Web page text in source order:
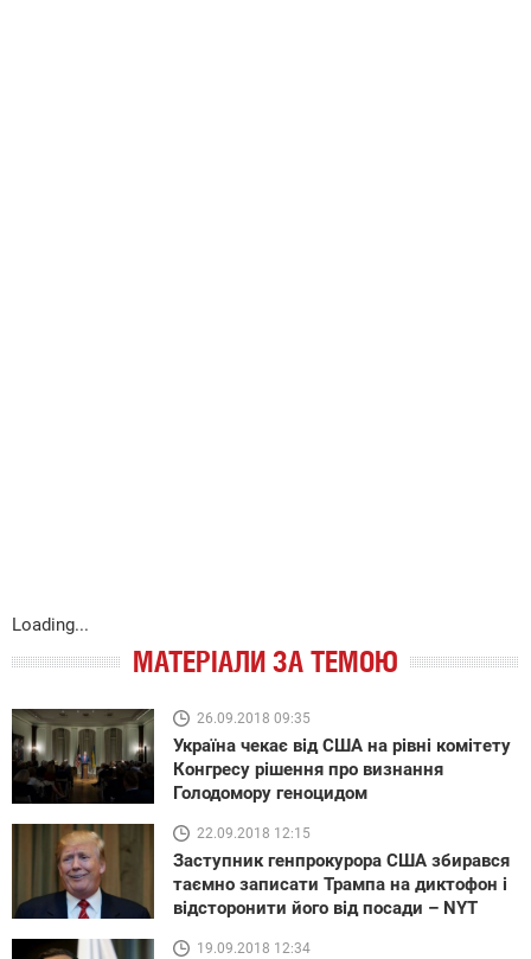
Loading...
МАТЕРІАЛИ ЗА ТЕМОЮ
26.09.2018 09:35
Україна чекає від США на рівні комітету
Конгресу рішення про визнання
Голодомору геноцидом
22.09.2018 12:15
Заступник генпрокурора США збирався
таємно записати Трампа на диктофон і
відсторонити його від посади – NYT
19.09.2018 12:34